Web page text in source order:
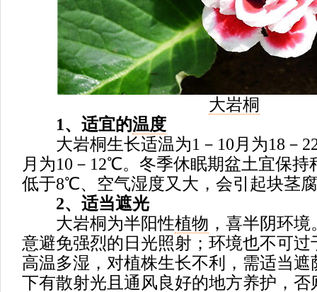
大岩桐
1、适宜的温度
大岩桐生长适温为1－10月为18－
月为10－12℃。冬季休眠期盆土宜保持
低于8℃、空气湿度又大，会引起块茎
2、适当遮光
大岩桐为半阳性植物 ，喜半阴环
意避免强烈的日光照射；环境也不可过
高温多湿，对植株生长不利，需适当
下有散射光且通风良好的地方养护 ，